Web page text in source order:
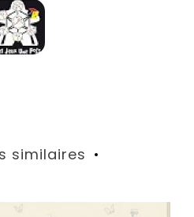
similaires